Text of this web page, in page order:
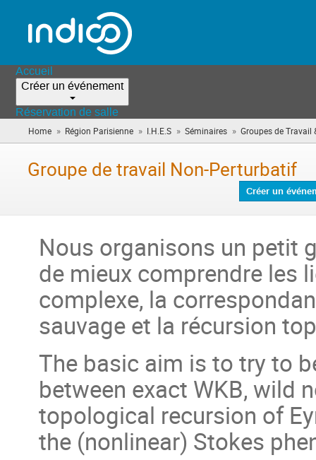
Accueil
Créer un événement
Réservation de salle
Home » Région Parisienne » I.H.E.S » Séminaires » Groupes de Travail
Groupe de travail Non-Perturbatif
Créer un
Nous organisons un petit
de mieux comprendre les
complexe, la
sauvage et la récursion
The basic aim is to try to
between exact WKB, wild
topological recursion of
the (nonlinear) Stokes